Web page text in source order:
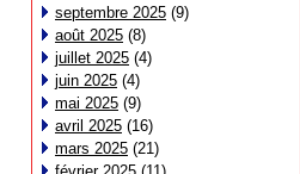
septembre 2025 (9)
août 2025 (8)
juillet 2025 (4)
juin 2025 (4)
mai 2025 (9)
avril 2025 (16)
mars 2025 (21)